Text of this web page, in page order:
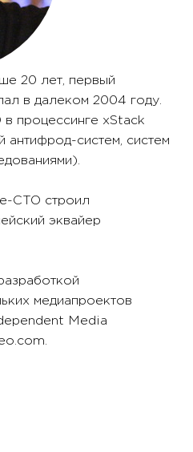
20 лет, первый
в далеком 2004 году.
процессинге xStack
антифрод-систем, систем
CTO строил
эквайер
медиапроектов
Media